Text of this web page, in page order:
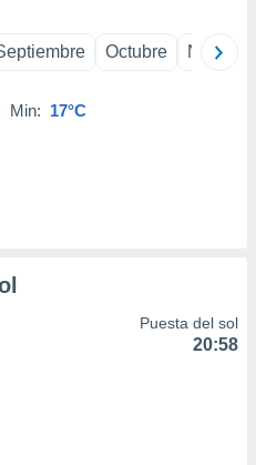
Octubre
Min: 17°C
Puesta del sol
20:58